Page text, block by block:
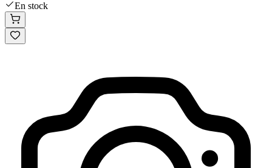
En stock